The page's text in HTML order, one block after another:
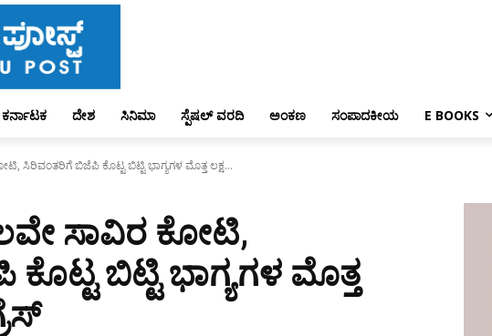
ಕರ್ನಾಟಕ ದೇಶ ಸಿನಿಮಾ ಸ್ಪೆಷಲ್ ವರದಿ ಅಂಕಣ ಸಂಪಾದಕೀಯ E BOOKS
ಸಿರಿವಂತರಿಗೆ ಬಿಜೆಪಿ ಕೊಟ್ಟ ಬಿಟ್ಟಿ ಭಾಗ್ಯಗಳ ಮೊತ್ತ ಲಕ್ಷ...
ಸಾವಿರ ಕೋಟಿ,
ಬಿಟ್ಟಿ ಭಾಗ್ಯಗಳ ಮೊತ್ತ